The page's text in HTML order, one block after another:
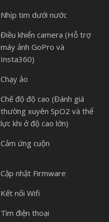
Nhịp tim dưới nước
Điều khiển camera (Hỗ trợ
máy ảnh GoPro và
Insta360)
Chạy ảo
Chế độ độ cao (Đánh giá
thường xuyên SpO2 và thể
lực khi ở độ cao lớn)
Cảm ứng cuộn
Cập nhật Firmware
Kết nối Wifi
Tìm điện thoại